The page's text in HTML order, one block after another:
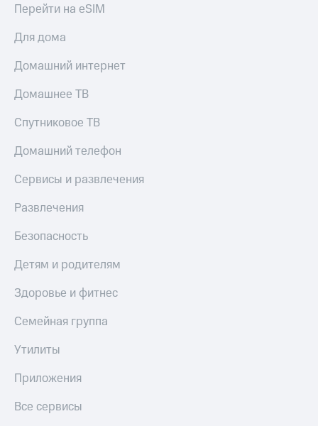
Перейти на eSIM
Для дома
Домашний интернет
Домашнее ТВ
Спутниковое ТВ
Домашний телефон
Сервисы и развлечения
Развлечения
Безопасность
Детям и родителям
Здоровье и фитнес
Семейная группа
Утилиты
Приложения
Все сервисы